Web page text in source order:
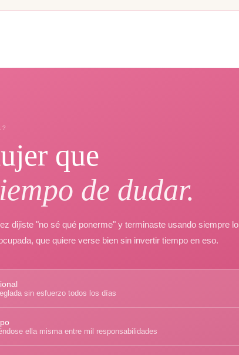
que
de dudar.
dijiste "no sé qué ponerme" y terminaste usando siempre lo
que quiere verse bien sin invertir tiempo en eso.
sin esfuerzo todos los días
ella misma entre mil responsabilidades